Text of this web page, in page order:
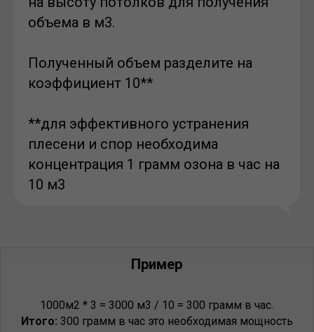
объема в м3.
Полученный объем разделите на
коэффициент 10**
**для эффективного устранения
плесени и спор необходима
концентрация 1 грамм озона в час на
10 м3
Пример
1000м2 * 3 = 3000 м3 / 10 = 300 грамм в час.
Итого: 300 грамм в час это необходимая мощность